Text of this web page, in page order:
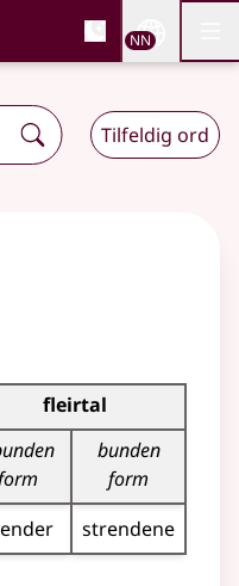
og
NN
Tilfeldig ord
fleirtal
bunden
form
strendene